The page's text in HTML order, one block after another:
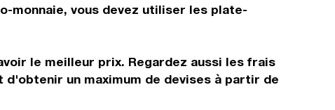
monnaie, vous devez utiliser les plate-
le meilleur prix. Regardez aussi les frais
un maximum de devises à partir de